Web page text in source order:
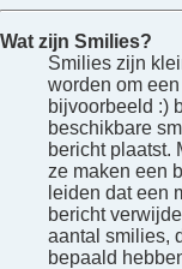
Wat zijn Smilies?
Smilies zijn
worden om
bijvoorbeeld :)
beschikbare
bericht plaatst.
ze maken een
leiden dat een
bericht
aantal smilies,
bepaald